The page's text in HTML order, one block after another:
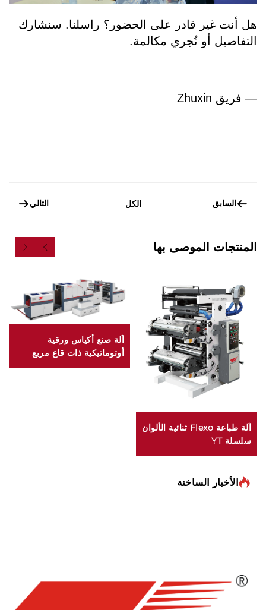
هل أنت غير قادر على الحضور؟ راسلنا. سنشارك
التفاصيل أو نُجري مكالمة.
— فريق Zhuxin
السابق الكل التالي
المنتجات الموصى بها
آلة طباعة Flexo ثنائية الألوان
سلسلة YT
آلة صنع أكياس ورقية
أوتوماتيكية ذات قاع مربع
الأخبار الساخنة